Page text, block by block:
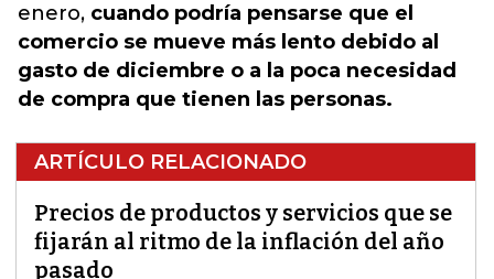
enero, cuando podría pensarse que el
comercio se mueve más lento debido al
gasto de diciembre o a la poca necesidad
de compra que tienen las personas.
ARTÍCULO RELACIONADO
Precios de productos y servicios que se
fijarán al ritmo de la inflación del año
pasado